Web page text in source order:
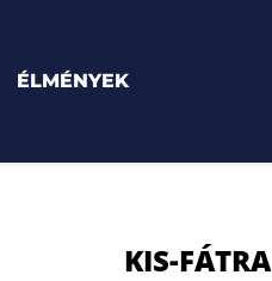
ÉLMÉNYEK
KIS-FÁTRA